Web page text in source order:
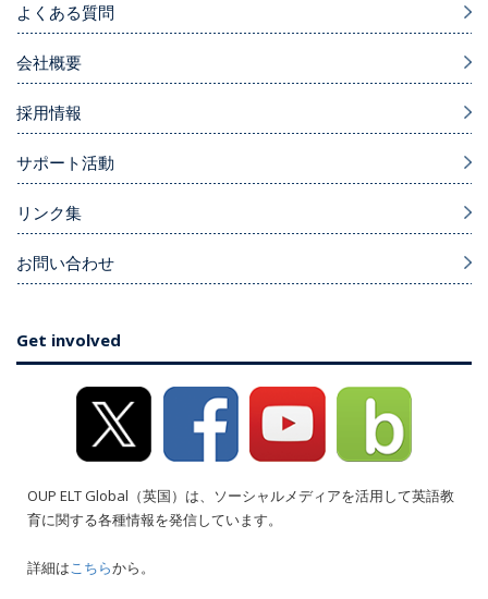
よくある質問
会社概要
採用情報
サポート活動
リンク集
お問い合わせ
Get involved
OUP ELT Global（英国）は、ソーシャルメディアを活用して英語教
育に関する各種情報を発信しています。
詳細はこちらから。